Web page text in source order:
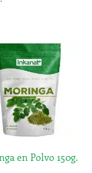
en Polvo 150g.